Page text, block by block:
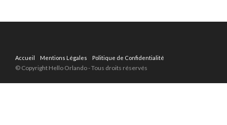
Accueil Mentions Légales Politique de Confidentialité
© Copyright Hello Orlando - Tous droits réservés